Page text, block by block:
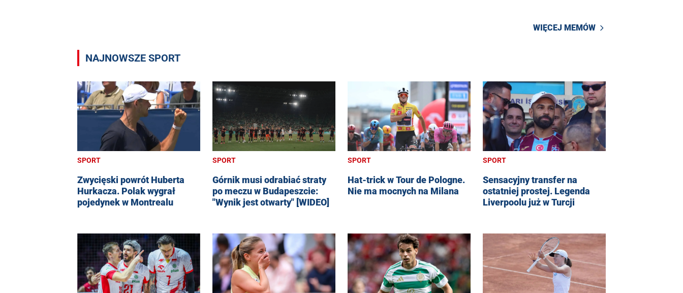
WIĘCEJ MEMÓW
NAJNOWSZE SPORT
SPORT
Zwycięski powrót Huberta
Hurkacza. Polak wygrał
pojedynek w Montrealu
SPORT
Górnik musi odrabiać straty
po meczu w Budapeszcie:
"Wynik jest otwarty" [WIDEO]
SPORT
Hat-trick w Tour de Pologne.
Nie ma mocnych na Milana
SPORT
Sensacyjny transfer na
ostatniej prostej. Legenda
Liverpoolu już w Turcji